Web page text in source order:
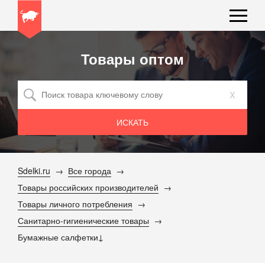
Товары оптом
x
Sdelki.ru
Все города
Товары российских производителей
Товары личного потребления
Санитарно-гигиенические товары
Бумажные салфетки